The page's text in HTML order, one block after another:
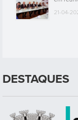
21-04-
DESTAQUES